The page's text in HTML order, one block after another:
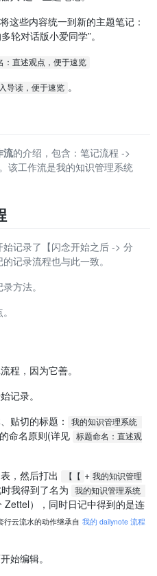
这些内容统一到新的主题笔记：
轮对话版小爱同学”。
：直述观点，便于速览
导读，便于速览 。
流的介绍，包含：笔记流程 ->
该工作流是我的知识管理系统
记录了【闪念开始之后 -> 分
记录流程也与此一致。
方法。
程，因为它善。
记录。
贴切的标题：
我的知识管理系统
命名原则(详见
标题命名：直述观
，然后打出
【【 + 我的知识管理
我得到了名为
我的知识管理系统
Zettel），同时日记中得到的是连
行云流水的动作继承自 我的 dailynote 流程
始编辑。